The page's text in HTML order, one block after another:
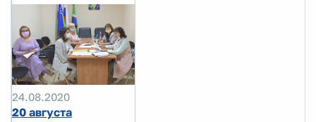
24.08.2020
20 августа